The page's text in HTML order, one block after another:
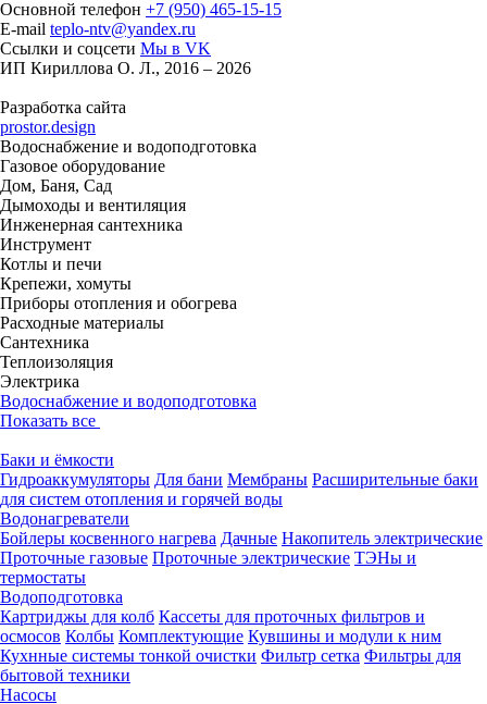
Основной телефон +7 (950) 465-15-15
E-mail teplo-ntv@yandex.ru
Ссылки и соцсети Мы в VK
ИП Кириллова О. Л., 2016 – 2026
Разработка сайта
prostor.design
Водоснабжение и водоподготовка
Газовое оборудование
Дом, Баня, Сад
Дымоходы и вентиляция
Инженерная сантехника
Инструмент
Котлы и печи
Крепежи, хомуты
Приборы отопления и обогрева
Расходные материалы
Сантехника
Теплоизоляция
Электрика
Водоснабжение и водоподготовка
Показать все
Баки и ёмкости
Гидроаккумуляторы Для бани Мембраны Расширительные баки
для систем отопления и горячей воды
Водонагреватели
Бойлеры косвенного нагрева Дачные Накопитель электрические
Проточные газовые Проточные электрические ТЭНы и
термостаты
Водоподготовка
Картриджы для колб Кассеты для проточных фильтров и
осмосов Колбы Комплектующие Кувшины и модули к ним
Кухнные системы тонкой очистки Фильтр сетка Фильтры для
бытовой техники
Насосы